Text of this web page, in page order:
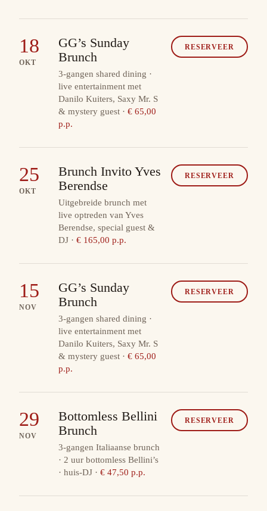
18
OKT
GG’s Sunday
Brunch
3-gangen shared dining ·
live entertainment met
Danilo Kuiters, Saxy Mr. S
& mystery guest · € 65,00
p.p.
RESERVEER
25
OKT
Brunch Invito Yves
Berendse
Uitgebreide brunch met
live optreden van Yves
Berendse, special guest &
DJ · € 165,00 p.p.
RESERVEER
15
NOV
GG’s Sunday
Brunch
3-gangen shared dining ·
live entertainment met
Danilo Kuiters, Saxy Mr. S
& mystery guest · € 65,00
p.p.
RESERVEER
29
NOV
Bottomless Bellini
Brunch
3-gangen Italiaanse brunch
· 2 uur bottomless Bellini’s
· huis-DJ · € 47,50 p.p.
RESERVEER